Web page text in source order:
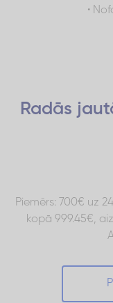
•
Radās
Piemērs: 700€ uz
kopā 999.45€,